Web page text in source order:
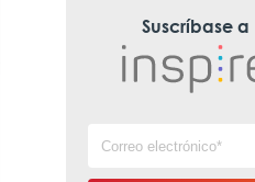
Suscríbase a